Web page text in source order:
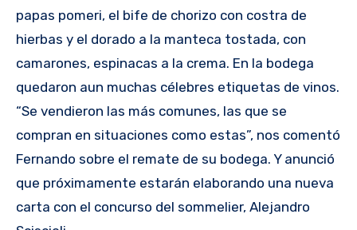
papas pomeri, el bife de chorizo con costra de
hierbas y el dorado a la manteca tostada, con
camarones, espinacas a la crema. En la bodega
quedaron aun muchas célebres etiquetas de vinos.
“Se vendieron las más comunes, las que se
compran en situaciones como estas”, nos comentó
Fernando sobre el remate de su bodega. Y anunció
que próximamente estarán elaborando una nueva
carta con el concurso del sommelier, Alejandro